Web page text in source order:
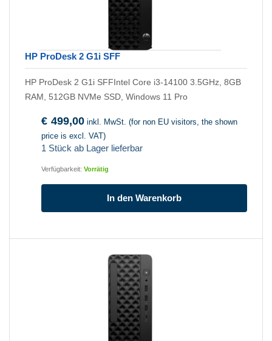
HP ProDesk 2 G1i SFF
HP ProDesk 2 G1i SFFIntel Core i3-14100 3.5GHz, 8GB
RAM, 512GB NVMe SSD, Windows 11 Pro
€ 499,00 inkl. MwSt. (for non EU visitors, the shown
price is excl. VAT)
1 Stück ab Lager lieferbar
Verfügbarkeit: Vorrätig
In den Warenkorb